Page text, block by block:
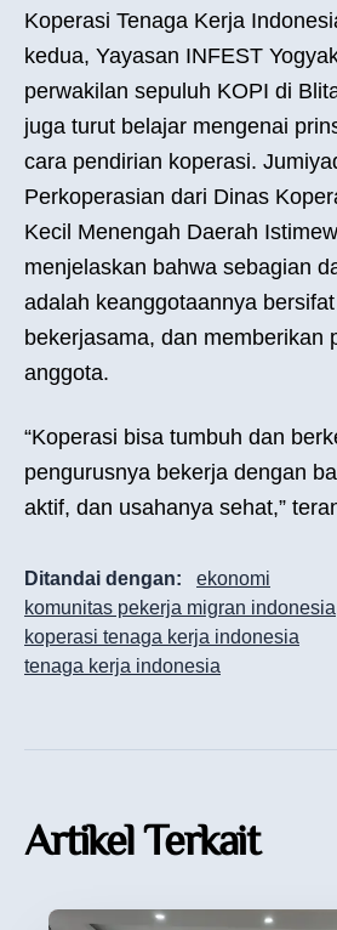
Koperasi Tenaga Kerja
kedua, Yayasan INFEST
perwakilan sepuluh KOPI di
juga turut belajar mengenai
cara pendirian koperasi.
Perkoperasian dari Dinas
Kecil Menengah Daerah
menjelaskan bahwa sebagian
adalah keanggotaannya
bekerjasama, dan memberikan
anggota.
“Koperasi bisa tumbuh dan
pengurusnya bekerja dengan
aktif, dan usahanya sehat,”
Ditandai dengan:
ekonomi
komunitas pekerja migran indonesia
koperasi tenaga kerja indonesia
tenaga kerja indonesia
Artikel Terkait